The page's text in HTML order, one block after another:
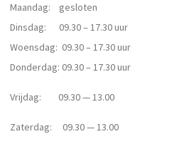
Maandag: gesloten
Dinsdag: 09.30 – 17.30 uur
Woensdag: 09.30 – 17.30 uur
Donderdag: 09.30 – 17.30 uur
Vrijdag: 09.30 — 13.00
Zaterdag: 09.30 — 13.00